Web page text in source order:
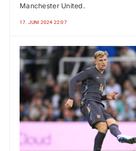
Manchester United.
17. JUNI 2024 22:07